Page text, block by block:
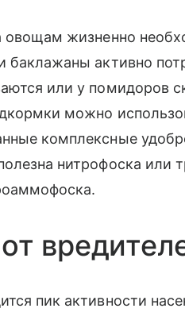
овощам жизненно
баклажаны активно
или у помидоров
можно
комплексные
нитрофоска или
пик активности